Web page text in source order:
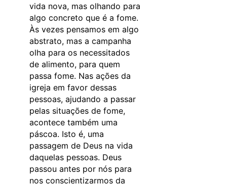
vida nova, mas olhando para
algo concreto que é a fome.
Às vezes pensamos em algo
abstrato, mas a campanha
olha para os necessitados
de alimento, para quem
passa fome. Nas ações da
igreja em favor dessas
pessoas, ajudando a passar
pelas situações de fome,
acontece também uma
páscoa. Isto é, uma
passagem de Deus na vida
daquelas pessoas. Deus
passou antes por nós para
nos conscientizarmos da